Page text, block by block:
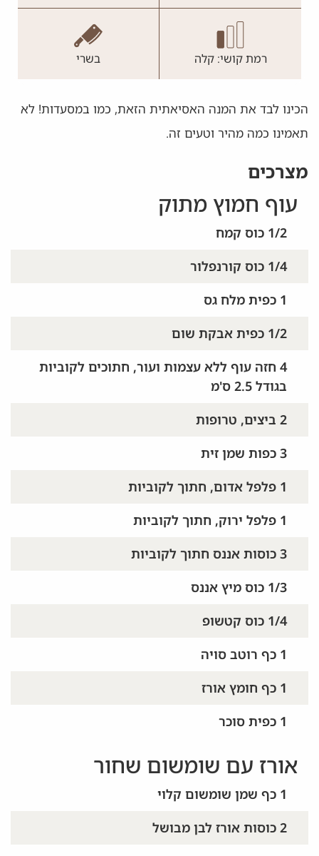
רמת קושי: קלה בשרי
הכינו לבד את המנה האסיאתית הזאת, כמו במסעדות! לא
תאמינו כמה מהיר וטעים זה.
מצרכים
עוף חמוץ מתוק
1/2 כוס קמח
1/4 כוס קורנפלור
1 כפית מלח גס
1/2 כפית אבקת שום
4 חזה עוף ללא עצמות ועור, חתוכים לקוביות
בגודל 2.5 ס'מ
2 ביצים, טרופות
3 כפות שמן זית
1 פלפל אדום, חתוך לקוביות
1 פלפל ירוק, חתוך לקוביות
3 כוסות אננס חתוך לקוביות
1/3 כוס מיץ אננס
1/4 כוס קטשופ
1 כף רוטב סויה
1 כף חומץ אורז
1 כפית סוכר
אורז עם שומשום שחור
1 כף שמן שומשום קלוי
2 כוסות אורז לבן מבושל